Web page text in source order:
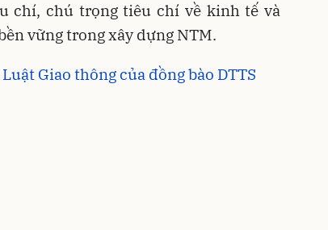
chí, chú trọng tiêu chí về kinh tế và
vững trong xây dựng NTM.
Giao thông của đồng bào DTTS